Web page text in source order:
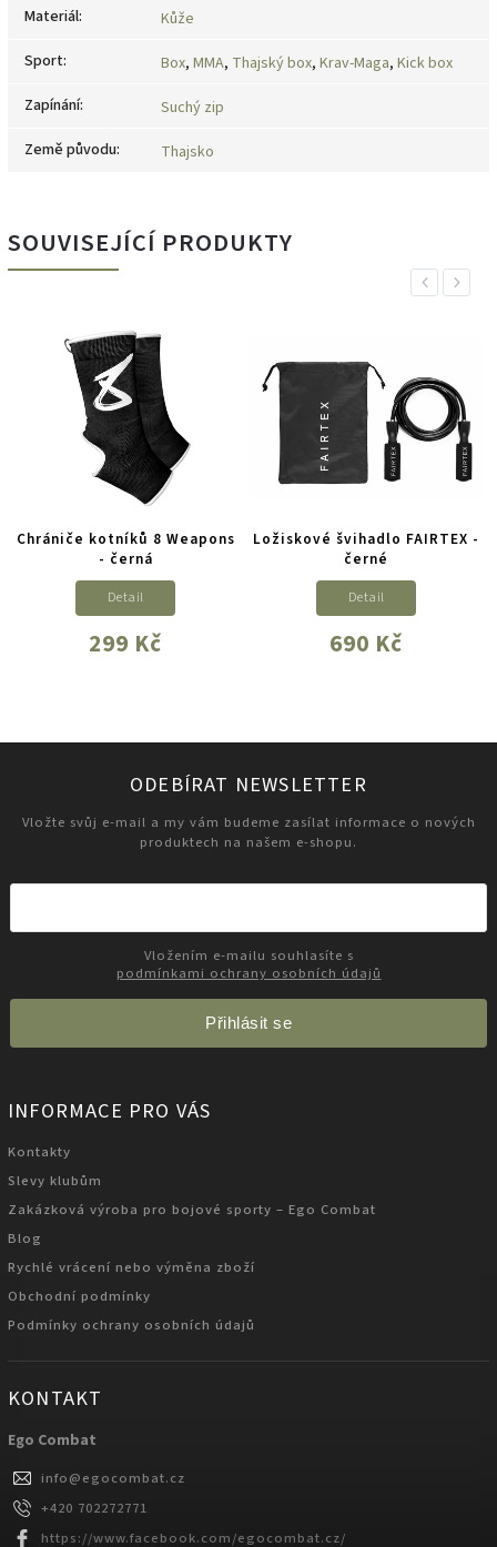
Materiál:
Kůže
Sport: Box, MMA, Thajský box, Krav-Maga, Kick box
Zapínání:
Suchý zip
Země původu: Thajsko
SOUVISEJÍCÍ PRODUKTY
Previous
Chrániče kotníků 8 Weapons
- černá
299 Kč
Detail
Ložiskové švihadlo FAIRTEX -
černé
690 Kč
Detail
Next
ODEBÍRAT NEWSLETTER
Vložte svůj e-mail a my vám budeme zasílat informace o nových
produktech na našem e-shopu.
podmínkami ochrany osobních údajů
Přihlásit se
INFORMACE PRO VÁS
Kontakty
Slevy klubům
Zakázková výroba pro bojové sporty – Ego Combat
Blog
Rychlé vrácení nebo výměna zboží
Obchodní podmínky
Podmínky ochrany osobních údajů
KONTAKT
Ego Combat
info@egocombat.cz
+420 702272771
https://www.facebook.com/egocombat.cz/